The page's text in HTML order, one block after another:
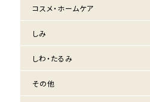
コスメ・ホームケア
しみ
しわ・たるみ
その他